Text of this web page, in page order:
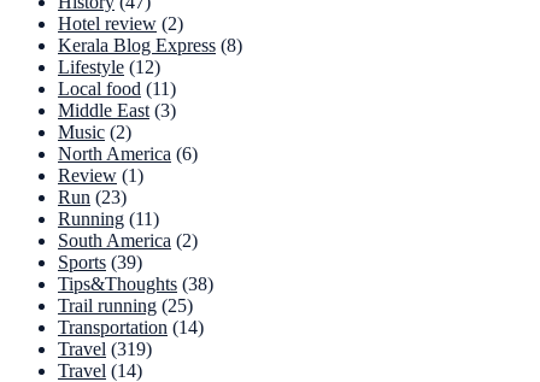
Hotel review (2)
Kerala Blog Express (8)
Lifestyle (12)
Local food (11)
Middle East (3)
Music (2)
North America (6)
Review (1)
Run (23)
Running (11)
South America (2)
Sports (39)
Tips&Thoughts (38)
Trail running (25)
Transportation (14)
Travel (319)
Travel (14)